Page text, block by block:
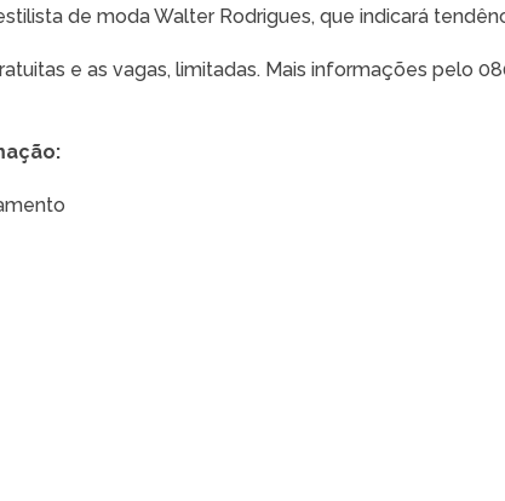
de moda Walter Rodrigues, que indicará
e as vagas, limitadas. Mais informações pelo